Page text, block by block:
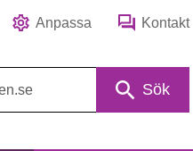
Anpassa Kontakt
Sök